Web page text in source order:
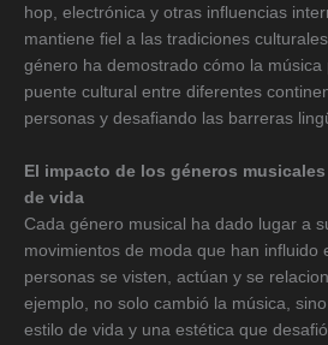
hop, electrónica y otras influencias
mantiene fiel a las tradiciones
género ha demostrado cómo la música
puente cultural entre diferentes
personas y desafiando las barreras
El impacto de los géneros
de vida
Cada género musical ha dado lugar a
movimientos de moda que han influido
personas se visten, actúan y se
ejemplo, no solo cambió la música,
estilo de vida y una estética que